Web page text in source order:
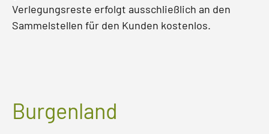
Verlegungsreste erfolgt ausschließlich an den
Sammelstellen für den Kunden kostenlos.
Burgenland